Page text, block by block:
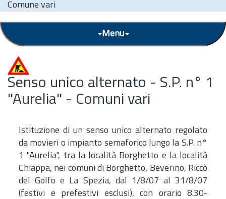
Comune vari
Menu
Senso unico alternato - S.P. n° 1
"Aurelia" - Comuni vari
Istituzione di un senso unico alternato regolato
da movieri o impianto semaforico lungo la S.P. n°
1 "Aurelia", tra la località Borghetto e la località
Chiappa, nei comuni di Borghetto, Beverino, Riccò
del Golfo e La Spezia, dal 1/8/07 al 31/8/07
(festivi e prefestivi esclusi), con orario 8.30-